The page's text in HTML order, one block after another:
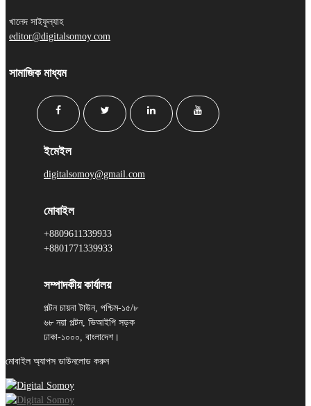
খালেদ সাইফুল্যাহ
editor@digitalsomoy.com
সামাজিক মাধ্যম
ইমেইল
digitalsomoy@gmail.com
মোবাইল
+8809611339933
+8801771339933
সম্পাদকীয় কার্যালয়
পল্টন চায়না টাউন, পশ্চিম-১৫/৮
৬৮ নয়া পল্টন, ভিআইপি সড়ক
ঢাকা-১০০০, বাংলাদেশ।
মোবাইল অ্যাপস ডাউনলোড করুন